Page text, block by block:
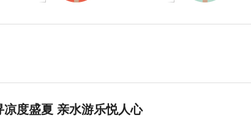
凉度盛夏 亲水游乐悦人心